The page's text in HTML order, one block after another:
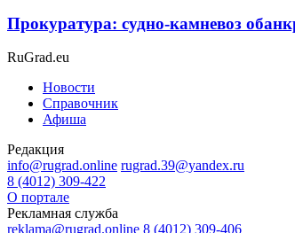
Прокуратура: судно-камневоз
RuGrad.eu
Новости
Справочник
Афиша
Редакция
info@rugrad.online rugrad.39@yandex.ru
8 (4012) 309-422
О портале
Рекламная служба
reklama@rugrad.online 8 (4012) 309-406